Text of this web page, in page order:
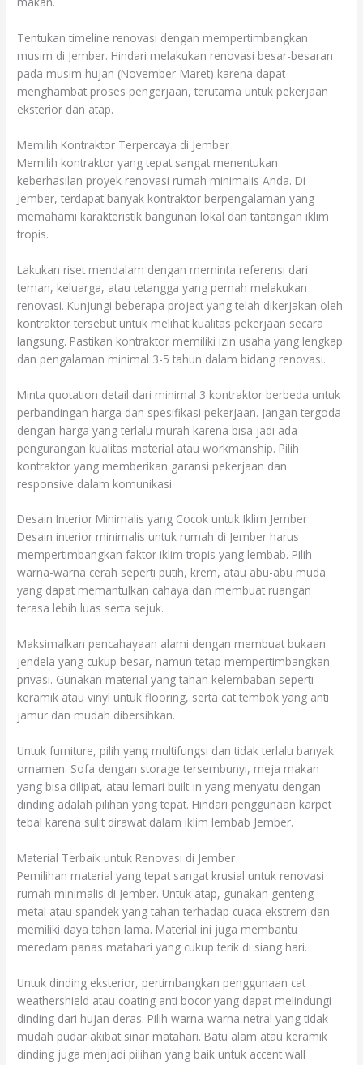
Tentukan timeline renovasi dengan mempertimbangkan
musim di Jember. Hindari melakukan renovasi besar-besaran
pada musim hujan (November-Maret) karena dapat
menghambat proses pengerjaan, terutama untuk pekerjaan
eksterior dan atap.
Memilih Kontraktor Terpercaya di Jember
Memilih kontraktor yang tepat sangat menentukan
keberhasilan proyek renovasi rumah minimalis Anda. Di
Jember, terdapat banyak kontraktor berpengalaman yang
memahami karakteristik bangunan lokal dan tantangan iklim
tropis.
Lakukan riset mendalam dengan meminta referensi dari
teman, keluarga, atau tetangga yang pernah melakukan
renovasi. Kunjungi beberapa project yang telah dikerjakan oleh
kontraktor tersebut untuk melihat kualitas pekerjaan secara
langsung. Pastikan kontraktor memiliki izin usaha yang lengkap
dan pengalaman minimal 3-5 tahun dalam bidang renovasi.
Minta quotation detail dari minimal 3 kontraktor berbeda untuk
perbandingan harga dan spesifikasi pekerjaan. Jangan tergoda
dengan harga yang terlalu murah karena bisa jadi ada
pengurangan kualitas material atau workmanship. Pilih
kontraktor yang memberikan garansi pekerjaan dan
responsive dalam komunikasi.
Desain Interior Minimalis yang Cocok untuk Iklim Jember
Desain interior minimalis untuk rumah di Jember harus
mempertimbangkan faktor iklim tropis yang lembab. Pilih
warna-warna cerah seperti putih, krem, atau abu-abu muda
yang dapat memantulkan cahaya dan membuat ruangan
terasa lebih luas serta sejuk.
Maksimalkan pencahayaan alami dengan membuat bukaan
jendela yang cukup besar, namun tetap mempertimbangkan
privasi. Gunakan material yang tahan kelembaban seperti
keramik atau vinyl untuk flooring, serta cat tembok yang anti
jamur dan mudah dibersihkan.
Untuk furniture, pilih yang multifungsi dan tidak terlalu banyak
ornamen. Sofa dengan storage tersembunyi, meja makan
yang bisa dilipat, atau lemari built-in yang menyatu dengan
dinding adalah pilihan yang tepat. Hindari penggunaan karpet
tebal karena sulit dirawat dalam iklim lembab Jember.
Material Terbaik untuk Renovasi di Jember
Pemilihan material yang tepat sangat krusial untuk renovasi
rumah minimalis di Jember. Untuk atap, gunakan genteng
metal atau spandek yang tahan terhadap cuaca ekstrem dan
memiliki daya tahan lama. Material ini juga membantu
meredam panas matahari yang cukup terik di siang hari.
Untuk dinding eksterior, pertimbangkan penggunaan cat
weathershield atau coating anti bocor yang dapat melindungi
dinding dari hujan deras. Pilih warna-warna netral yang tidak
mudah pudar akibat sinar matahari. Batu alam atau keramik
dinding juga menjadi pilihan yang baik untuk accent wall